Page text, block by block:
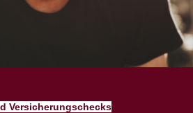
Versicherungschecks